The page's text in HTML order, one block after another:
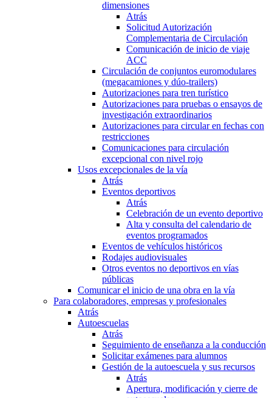
dimensiones
Atrás
Solicitud Autorización
Complementaria de Circulación
Comunicación de inicio de viaje
ACC
Circulación de conjuntos euromodulares
(megacamiones y dúo-trailers)
Autorizaciones para tren turístico
Autorizaciones para pruebas o ensayos de
investigación extraordinarios
Autorizaciones para circular en fechas con
restricciones
Comunicaciones para circulación
excepcional con nivel rojo
Usos excepcionales de la vía
Atrás
Eventos deportivos
Atrás
Celebración de un evento deportivo
Alta y consulta del calendario de
eventos programados
Eventos de vehículos históricos
Rodajes audiovisuales
Otros eventos no deportivos en vías
públicas
Comunicar el inicio de una obra en la vía
Para colaboradores, empresas y profesionales
Atrás
Autoescuelas
Atrás
Seguimiento de enseñanza a la conducción
Solicitar exámenes para alumnos
Gestión de la autoescuela y sus recursos
Atrás
Apertura, modificación y cierre de